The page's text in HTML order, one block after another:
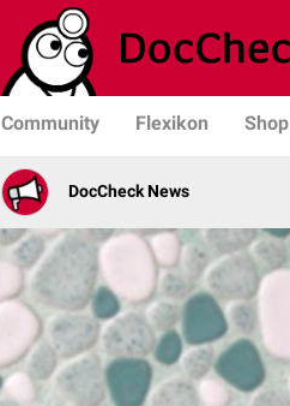
Community Flexikon Shop
DocCheck News